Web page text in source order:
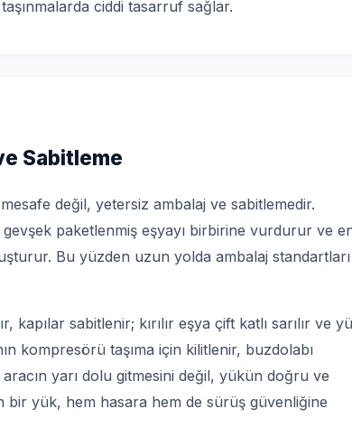
ciddi tasarruf sağlar.
Sabitleme
değil, yetersiz ambalaj ve sabitlemedir.
paketlenmiş eşyayı birbirine vurdurur ve
Bu yüzden uzun yolda ambalaj standartları
sabitlenir; kırılır eşya çift katlı sarılır ve
kompresörü taşıma için kilitlenir, buzdolabı
yarı dolu gitmesini değil, yükün doğru ve
bir yük, hem hasara hem de sürüş güvenliğine